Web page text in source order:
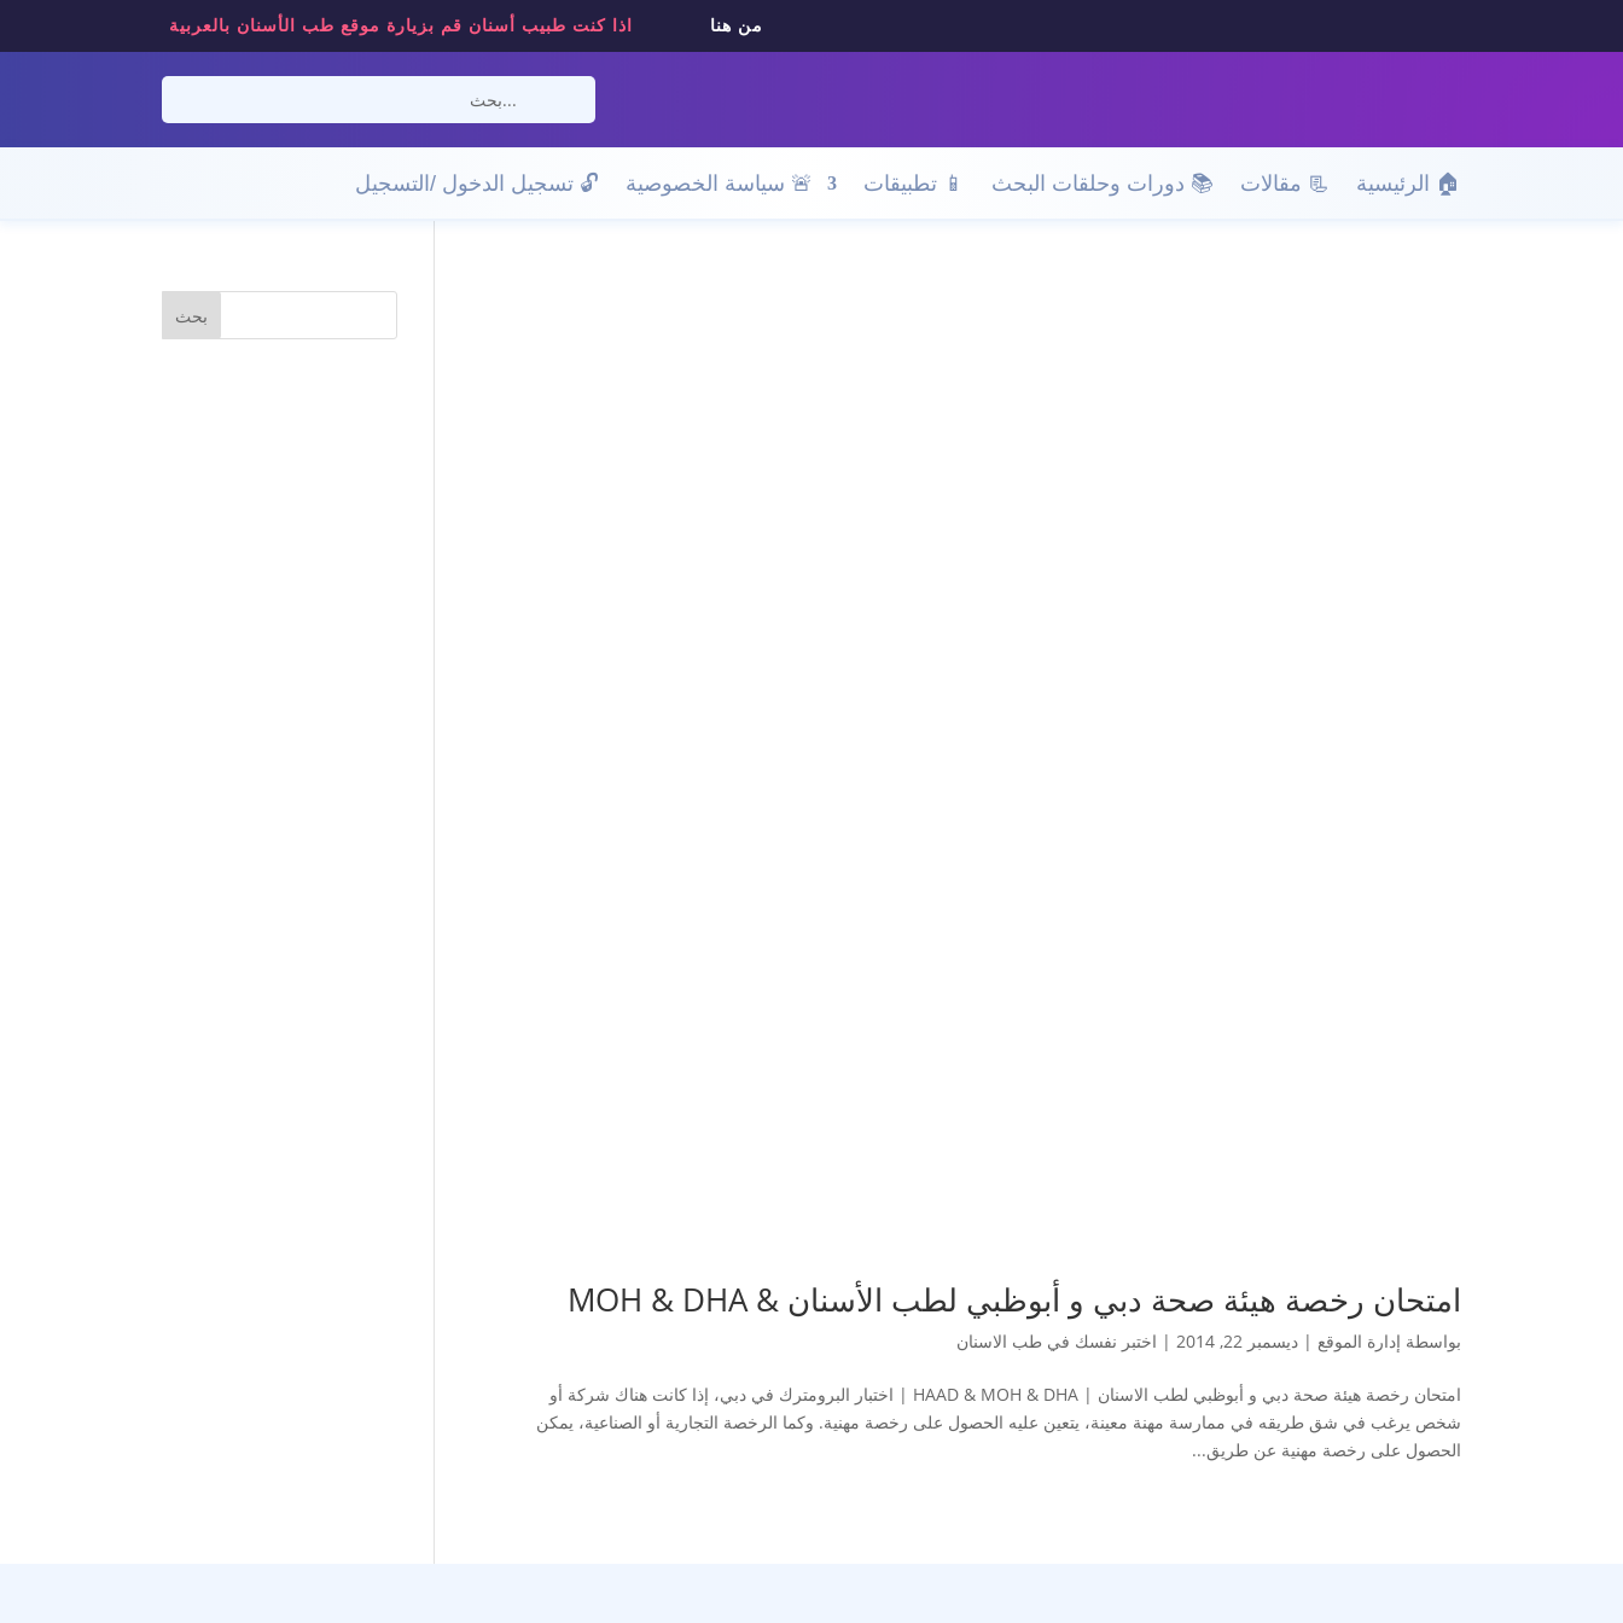
اذا كنت طبيب أسنان قم بزيارة موقع طب الأسنان بالعربية من هنا
🏠 الرئيسية 📃 مقالات 📚 دورات وحلقات البحث 📱 تطبيقات 🚨 سياسة الخصوصية 🔓تسجيل الدخول /التسجيل
امتحان رخصة هيئة صحة دبي و أبوظبي لطب الأسنان & MOH & DHA
بواسطة إدارة الموقع |ديسمبر 22, 2014 | اختبر نفسك في طب الاسنان
امتحان رخصة هيئة صحة دبي و أبوظبي لطب الاسنان | HAAD & MOH & DHA | اختبار البرومترك في دبي، إذا كانت هناك شركة أو
شخص يرغب في شق طريقه في ممارسة مهنة معينة، يتعين عليه الحصول على رخصة مهنية. وكما الرخصة التجارية أو الصناعية، يمكن
الحصول على رخصة مهنية عن طريق...